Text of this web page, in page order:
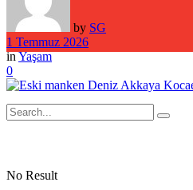
No Result
by SG
1 Temmuz 2026
inYaşam
0